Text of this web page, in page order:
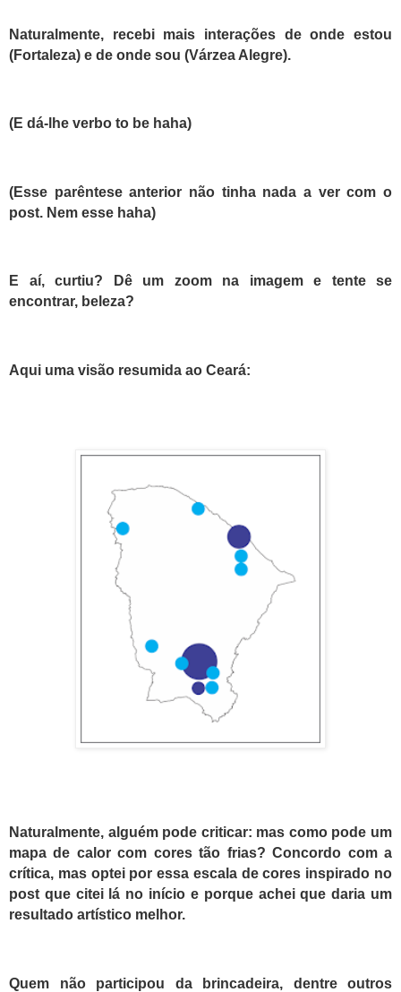
Naturalmente, recebi mais interações de onde estou
(Fortaleza) e de onde sou (Várzea Alegre).
(E dá-lhe verbo to be haha)
(Esse parêntese anterior não tinha nada a ver com o
post. Nem esse haha)
E aí, curtiu? Dê um zoom na imagem e tente se
encontrar, beleza?
Aqui uma visão resumida ao Ceará:
Naturalmente, alguém pode criticar: mas como pode um
mapa de calor com cores tão frias? Concordo com a
crítica, mas optei por essa escala de cores inspirado no
post que citei lá no início e porque achei que daria um
resultado artístico melhor.
Quem não participou da brincadeira, dentre outros